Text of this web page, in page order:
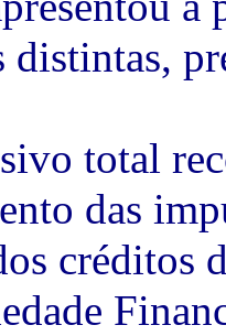
distintas,
total
das
créditos